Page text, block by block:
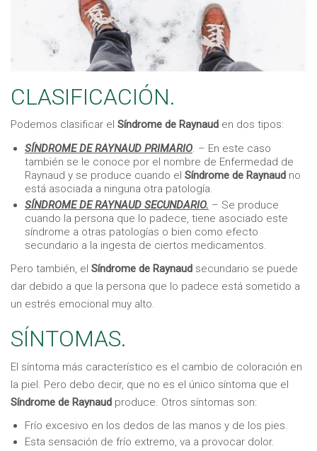
CLASIFICACIÓN.
Podemos clasificar el Síndrome de Raynaud en dos tipos:
SÍNDROME DE RAYNAUD PRIMARIO . – En este caso
también se le conoce por el nombre de Enfermedad de
Raynaud y se produce cuando el Síndrome de Raynaud no
está asociada a ninguna otra patología.
SÍNDROME DE RAYNAUD SECUNDARIO. – Se produce
cuando la persona que lo padece, tiene asociado este
síndrome a otras patologías o bien como efecto
secundario a la ingesta de ciertos medicamentos.
Pero también, el Síndrome de Raynaud secundario se puede
dar debido a que la persona que lo padece está sometido a
un estrés emocional muy alto.
SÍNTOMAS.
El síntoma más característico es el cambio de coloración en
la piel. Pero debo decir, que no es el único síntoma que el
Síndrome de Raynaud produce. Otros síntomas son:
Frío excesivo en los dedos de las manos y de los pies.
Esta sensación de frío extremo, va a provocar dolor.